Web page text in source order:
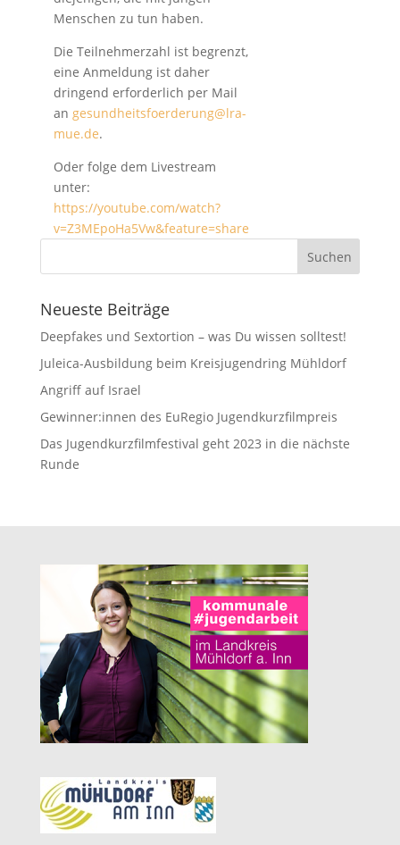
Menschen zu tun haben.
Die Teilnehmerzahl ist begrenzt,
eine Anmeldung ist daher
dringend erforderlich per Mail
an gesundheitsfoerderung@lra-
mue.de.
Oder folge dem Livestream
unter:
https://youtube.com/watch?
v=Z3MEpoHa5Vw&feature=share
Neueste Beiträge
Deepfakes und Sextortion – was Du wissen solltest!
Juleica-Ausbildung beim Kreisjugendring Mühldorf
Angriff auf Israel
Gewinner:innen des EuRegio Jugendkurzfilmpreis
Das Jugendkurzfilmfestival geht 2023 in die nächste
Runde